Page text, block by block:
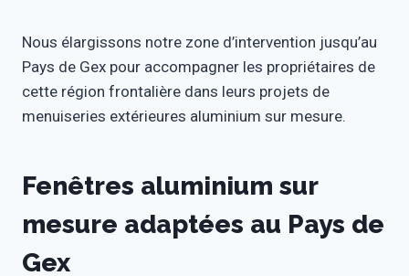
Nous élargissons notre zone d’intervention jusqu’au
Pays de Gex pour accompagner les propriétaires de
cette région frontalière dans leurs projets de
menuiseries extérieures aluminium sur mesure.
Fenêtres aluminium sur
mesure adaptées au Pays de
Gex